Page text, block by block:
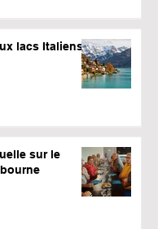
lacs Italiens
sur le